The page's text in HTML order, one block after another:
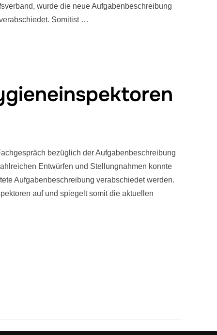
wurde die neue Aufgabenbeschreibung
Somitist …
bezüglich der Aufgabenbeschreibung
Entwürfen und Stellungnahmen konnte
Aufgabenbeschreibung verabschiedet werden.
auf und spiegelt somit die aktuellen